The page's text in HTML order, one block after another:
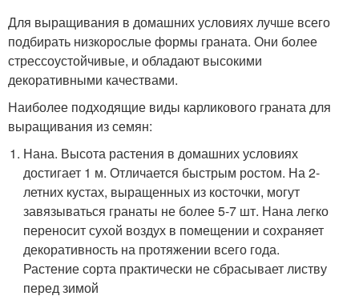
Для выращивания в домашних условиях лучше всего
подбирать низкорослые формы граната. Они более
стрессоустойчивые, и обладают высокими
декоративными качествами.
Наиболее подходящие виды карликового граната для
выращивания из семян:
Нана. Высота растения в домашних условиях
достигает 1 м. Отличается быстрым ростом. На 2-
летних кустах, выращенных из косточки, могут
завязываться гранаты не более 5-7 шт. Нана легко
переносит сухой воздух в помещении и сохраняет
декоративность на протяжении всего года.
Растение сорта практически не сбрасывает листву
перед зимой